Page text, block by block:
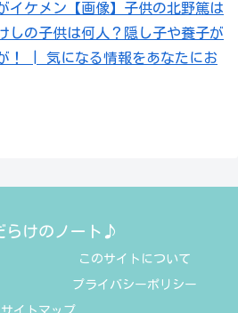
イケメン【画像】子供の北野篤は
しの子供は何人？隠し子や養子が
！ | 気になる情報をあなたにお
らけのノート♪
このサイトについて
プライバシーポリシー
サイトマップ